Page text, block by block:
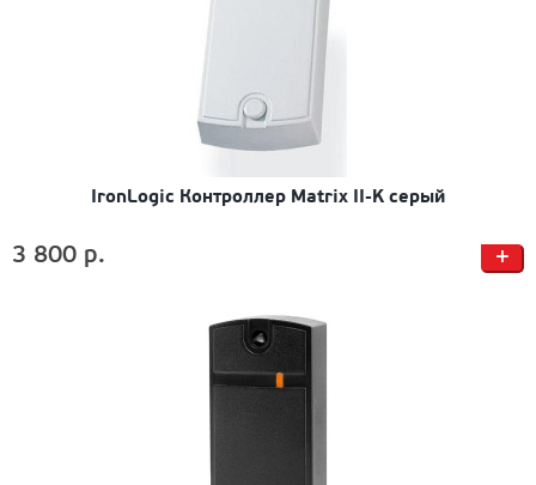
IronLogic Контроллер Matrix II-K серый
3 800 р. +